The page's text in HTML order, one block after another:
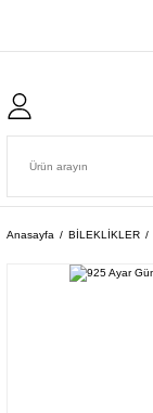
Anasayfa BİLEKLİKLER